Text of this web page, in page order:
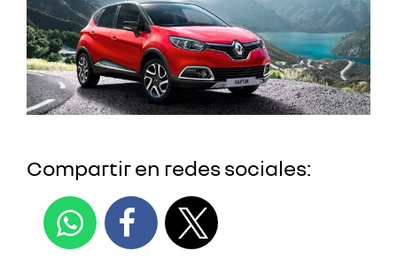
Compartir en redes sociales: